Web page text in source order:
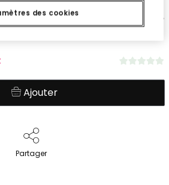
enfant de couleur verte
Ajouter
Partager
des cookies